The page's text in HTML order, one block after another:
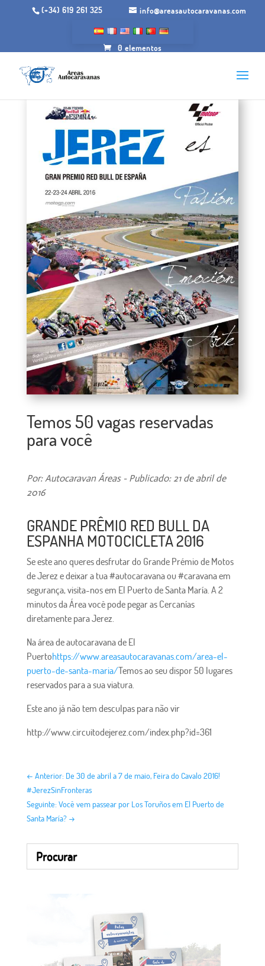
(+34) 619 261 325 info@areasautocaravanas.com
0 elementos
Temos 50 vagas reservadas
para você
Por: Autocaravan Áreas - Publicado: 21 de abril de
2016
GRANDE PRÊMIO RED BULL DA
ESPANHA MOTOCICLETA 2016
Se este ano queres desfrutar do Grande Prémio de Motos
de Jerez e deixar a tua #autocaravana ou #caravana em
segurança, visita-nos em El Puerto de Santa María. A 2
minutos da Área você pode pegar as Cercanías
diretamente para Jerez.
Na área de autocaravana de El
Puertohttps://www.areasautocaravanas.com/area-el-
puerto-de-santa-maria/Temos ao seu dispor 50 lugares
reservados para a sua viatura.
Este ano já não tem desculpas para não vir
http://www.circuitodejerez.com/index.php?id=361
← Anterior: De 30 de abril a 7 de maio, Feira do Cavalo 2016!
#JerezSinFronteras
Seguinte: Você vem passear por Los Toruños em El Puerto de
Santa María?→